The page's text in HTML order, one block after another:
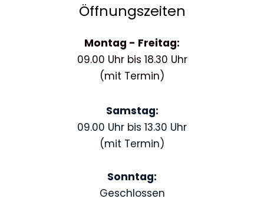
Öffnungszeiten
Montag - Freitag:
09.00 Uhr bis 18.30 Uhr
(mit Termin)
Samstag:
09.00 Uhr bis 13.30 Uhr
(mit Termin)
Sonntag:
Geschlossen